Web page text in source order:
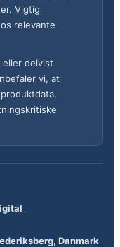
Vigtig
relevante
delvist
vi, at
Danmark